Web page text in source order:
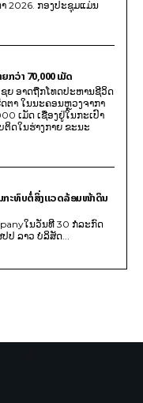
2026. ກອງປະຊຸມແມ່ນ
ກວ່າ 70,000 ເມັດ
ຊຍ ອາດຖືກໂທດປະຫານຊີວິດ
ຕາ ໃນນະຄອນຫຼວງຈາກາ
ເມັດ ເຊື່ອງຢູ່ໃນກະເປົາ
ຕິດໃນຮ່າງກາຍ ຂະນະ
ະທົບຕໍ່ສິ່ງແວດລ້ອມໜ້າດິນ
ໃນວັນທີ 30 ກໍລະກົດ
ລາວ ບໍລິສັດ...